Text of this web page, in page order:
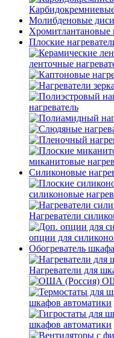
Молибденовые
Хромитлантановые
Плоские
ленточные
нагреватель
миканитовые
Силиконовые
силиконовые
Нагреватели
опции для
Обогреватель
Нагреватели для
шкафов автоматики
шкафов автоматики